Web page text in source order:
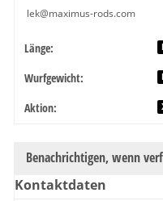
lek@maximus-rods.com
Produkteigenschaft
Wert
Länge:
Wurfgewicht:
Aktion:
Benachrichtigen, wenn
Kontaktdaten